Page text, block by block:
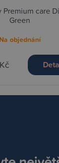
Premium care
Green
Na objednání